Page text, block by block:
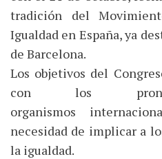
tradición del
Igualdad en España, ya
de Barcelona.
Los objetivos del
con los
organismos
necesidad de implicar a
la igualdad.